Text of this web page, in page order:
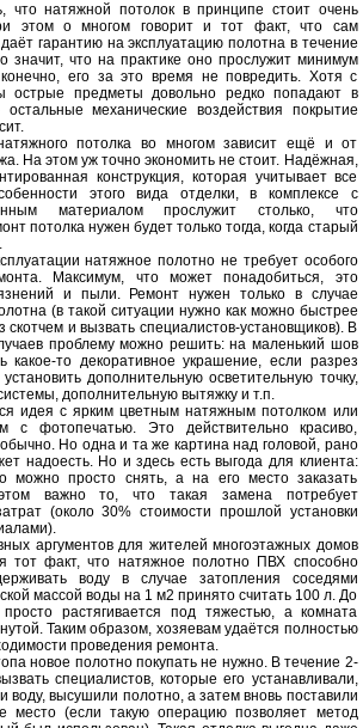
что натяжной потолок в принципе стоит очень
этом о многом говорит и тот факт, что сам
гарантию на эксплуатацию полотна в течение
значит, что на практике оно прослужит минимум
его за это время не повредить. Хотя с
острые предметы довольно редко попадают в
механические воздействия покрытие
потолка во многом зависит ещё и от
На этом уж точно экономить не стоит. Надёжная,
конструкция, которая учитывает все
этого вида отделки, в комплексе с
материалом прослужит столько, что
потолка нужен будет только тогда, когда старый
натяжное полотно не требует особого
Максимум, что может понадобиться, это
и пыли. Ремонт нужен только в случае
(в такой ситуации нужно как можно быстрее
скотчем и вызвать специалистов-установщиков). В
проблему можно решить: на маленький шов
какое-то декоративное украшение, если разрез
дополнительную осветительную точку,
дополнительную вытяжку и т.п.
идея с ярким цветным натяжным потолком или
с фотопечатью. Это действительно красиво,
Но одна и та же картина над головой, рано
надоесть. Но и здесь есть выгода для клиента:
можно просто снять, а на его место заказать
важно то, что такая замена потребует
(около 30% стоимости прошлой установки
аргументов для жителей многоэтажных домов
тот факт, что натяжное полотно ПВХ способно
воду в случае затопления соседями
массой воды на 1 м2 принято считать 100 л. До
растягивается под тяжестью, а комната
Таким образом, хозяевам удаётся полностью
проведения ремонта.
новое полотно покупать не нужно. В течение 2-
специалистов, которые его устанавливали,
воду, высушили полотно, а затем вновь поставили
место (если такую операцию позволяет метод